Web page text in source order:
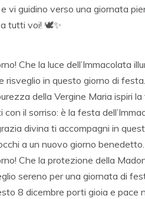
vi guidino verso una giornata
a tutti voi! 🕊️✨
Che la luce dell’Immacolata
risveglio in questo giorno di
della Vergine Maria ispiri
con il sorriso: è la festa
divina ti accompagni in
a un nuovo giorno
Che la protezione della
sereno per una giornata di
8 dicembre porti gioia e pace